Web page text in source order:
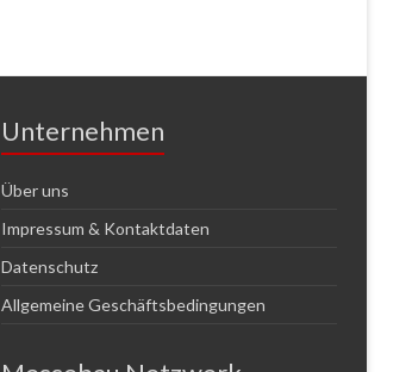
Unternehmen
Über uns
Impressum & Kontaktdaten
Datenschutz
Allgemeine Geschäftsbedingungen